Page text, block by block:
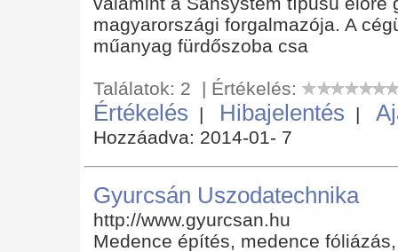
magyarországi forgalmazója. A
műanyag fürdőszoba csa
Találatok: 2 | Értékelés:
Értékelés | Hibajelentés |
Hozzáadva: 2014-01- 7
Gyurcsán Uszodatechnika
http://www.gyurcsan.hu
Medence építés, medence